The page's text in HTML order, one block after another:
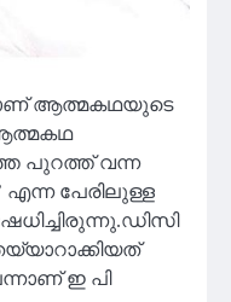
ആത്മകഥയുടെ
പുറത്ത് വന്ന
എന്ന പേരിലുള്ള
ഇ പി